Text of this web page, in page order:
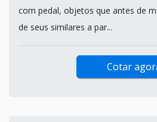
com pedal, objetos que antes de
de seus similares a par...
Cotar